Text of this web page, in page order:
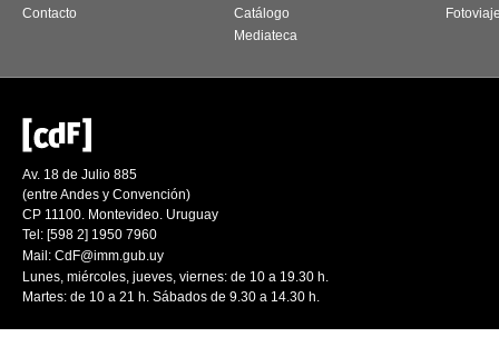
Contacto
Catálogo
Mediateca
Av. 18 de Julio 885
(entre Andes y Convención)
CP 11100. Montevideo. Uruguay
Tel: [598 2] 1950 7960
Mail: CdF@imm.gub.uy
Lunes, miércoles, jueves, viernes: de 10 a 19.30 h.
Martes: de 10 a 21 h. Sábados de 9.30 a 14.30 h.